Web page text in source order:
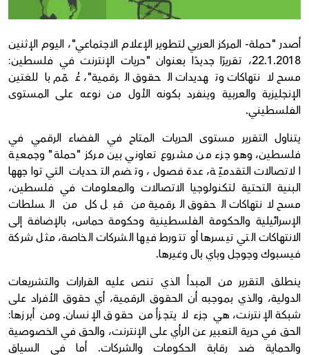
أصدر "حملة- المركز العربي لتطوير الإعلام الاجتماعي"، اليوم الإثنين
22.1.2018، تقريرًا جديدًا بعنوان "حريات الإنترنت في فلسطين:
مسح لانتهاكات وتهديدات الحقوق الرقمية"، عُمّم باللغتين
الإنجليزية والعربية وينفرد بكونه الأول من نوعه على المستوى
الفلسطيني.
يتناول التقرير مستوى الحريات المتاح في الفضاء الرقمي في
فلسطين، وهو جزء من مشروع تعاوني بين مركز "حملة" وجمعية
الاتصالات التقدميّة، عدة فصول، وتضم التحديات التي تواجهها
البنية التحتية لتكنولوجيا الاتصالات والمعلومات في فلسطين،
مسح لانتهاكات الحقوق الرقمية من قبل كل من السلطات
الإسرائيلية والحكومة الفلسطينية وحكومة حماس، بالإضافة إلى
الانتهاكات التي تيسرها أو تتورط فيها الشركات الخاصة، مثل شركة
فيسبوك وجوجل وباي بال وغيرها.
ينطلق التقرير من المبدأ الذي تنص عليه القرارات والتشريعات
الدولية، والذي بموجبه أن الحقوق الرقمية، أي حقوق الأفراد على
شبكة الإنترنت، هي جزء لا يتجزأ من حقوق الإنسان. ومن أبرزها:
الحق في حرية التعبير عن الرأي على الإنترنت، والحق في الخصوصية
والحماية ضد رقابة الحكومات والشركات. أما في السياق